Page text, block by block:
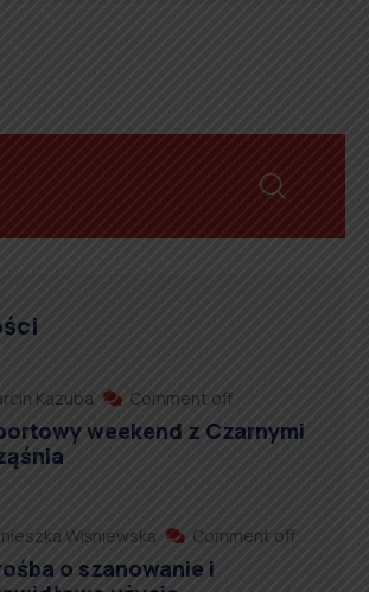
Kazuba Comment off
weekend z Czarnymi
Wiśniewska Comment off
o szanowanie i